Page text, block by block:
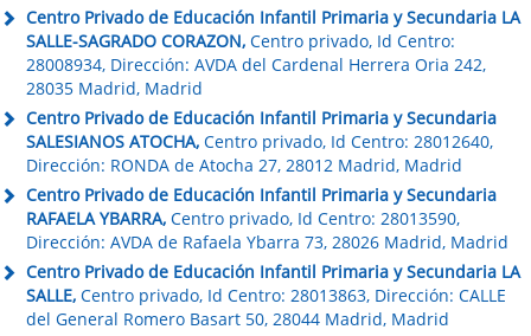
Centro Privado de Educación Infantil Primaria y Secundaria LA
SALLE-SAGRADO CORAZON, Centro privado, Id Centro:
28008934, Dirección: AVDA del Cardenal Herrera Oria 242,
28035 Madrid, Madrid
Centro Privado de Educación Infantil Primaria y Secundaria
SALESIANOS ATOCHA, Centro privado, Id Centro: 28012640,
Dirección: RONDA de Atocha 27, 28012 Madrid, Madrid
Centro Privado de Educación Infantil Primaria y Secundaria
RAFAELA YBARRA, Centro privado, Id Centro: 28013590,
Dirección: AVDA de Rafaela Ybarra 73, 28026 Madrid, Madrid
Centro Privado de Educación Infantil Primaria y Secundaria LA
SALLE, Centro privado, Id Centro: 28013863, Dirección: CALLE
del General Romero Basart 50, 28044 Madrid, Madrid